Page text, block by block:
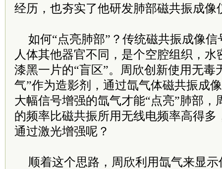
经历，也夯实了他研发肺部磁共振成像
如何“点亮肺部”？传统磁共振成像
人体其他器官不同，是个空腔组织，
漆黑一片的“盲区”。周欣创新使用无毒
气”作为造影剂，通过氙气体磁共振成
大幅信号增强的氙气才能“点亮”肺部，
的频率比磁共振所用无线电频率高得多
通过激光增强呢？
顺着这个思路，周欣利用氙气来显